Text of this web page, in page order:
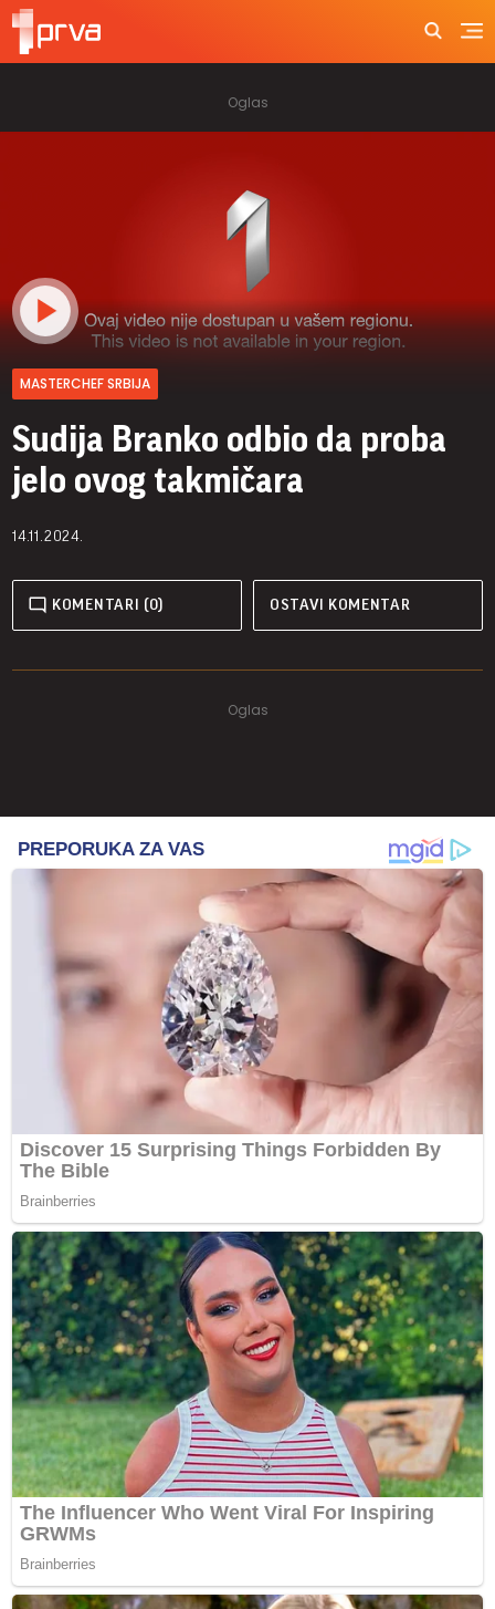
MASTERCHEF SRBIJA
Sudija Branko odbio da proba
jelo ovog takmičara
14.11.2024.
KOMENTARI (0) OSTAVI KOMENTAR